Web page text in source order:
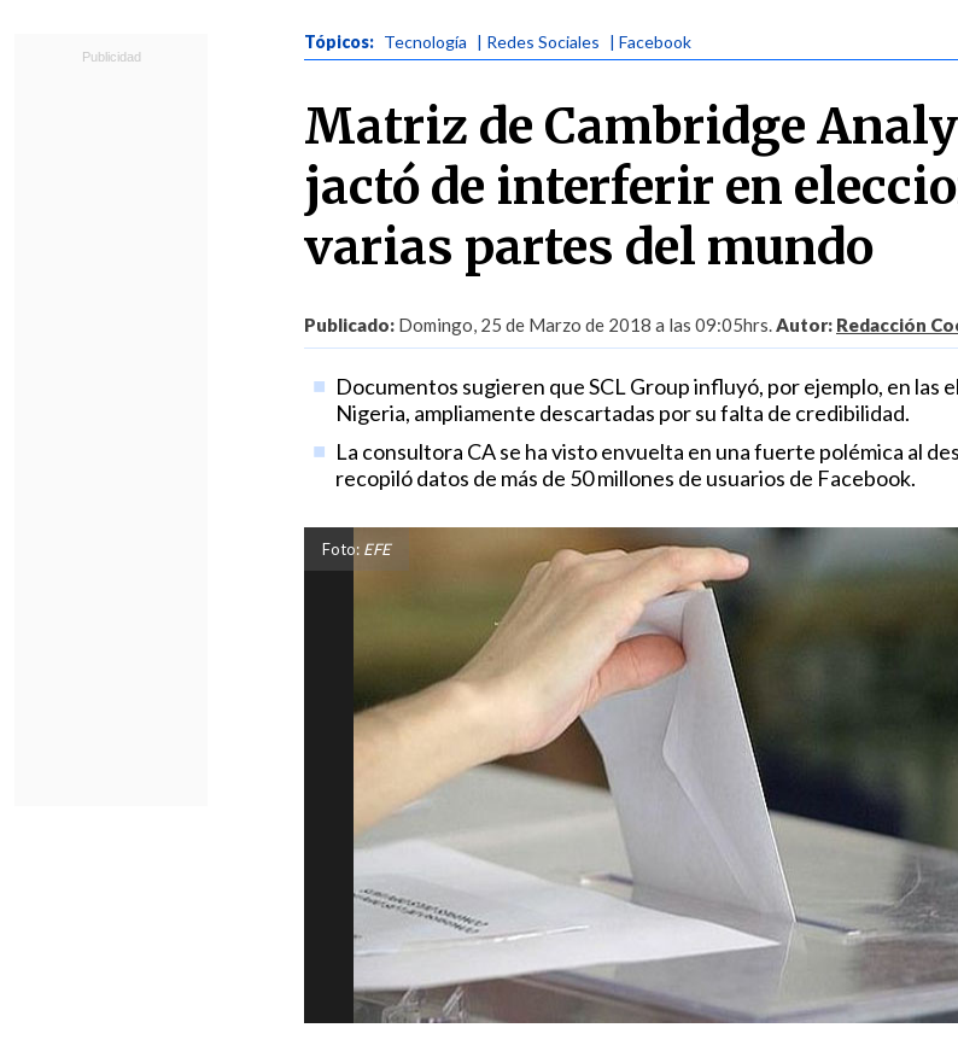
Tópicos: Tecnología | Redes Sociales | Facebook
Matriz de Cambridge
jactó de interferir en
varias partes del mundo
Publicado: Domingo, 25 de Marzo de 2018 a las 09:05hrs.Autor: Redacción
Documentos sugieren que SCL Group influyó, por ejemplo, en las
Nigeria, ampliamente descartadas por su falta de credibilidad.
La consultora CA se ha visto envuelta en una fuerte polémica al
recopiló datos de más de 50 millones de usuarios de Facebook.
Foto: EFE